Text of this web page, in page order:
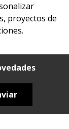
proyectos de